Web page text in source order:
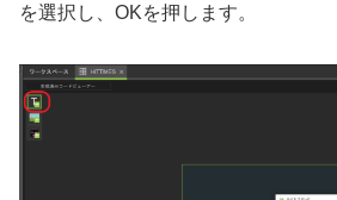
を選択し、OKを押します。